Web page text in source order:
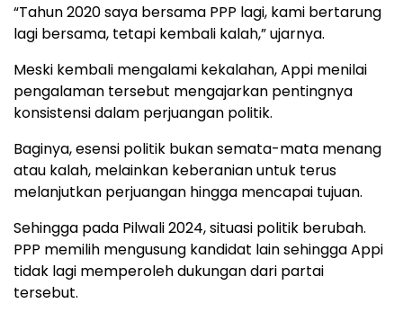
“Tahun 2020 saya bersama PPP lagi, kami bertarung
lagi bersama, tetapi kembali kalah,” ujarnya.
Meski kembali mengalami kekalahan, Appi menilai
pengalaman tersebut mengajarkan pentingnya
konsistensi dalam perjuangan politik.
Baginya, esensi politik bukan semata-mata menang
atau kalah, melainkan keberanian untuk terus
melanjutkan perjuangan hingga mencapai tujuan.
Sehingga pada Pilwali 2024, situasi politik berubah.
PPP memilih mengusung kandidat lain sehingga Appi
tidak lagi memperoleh dukungan dari partai
tersebut.